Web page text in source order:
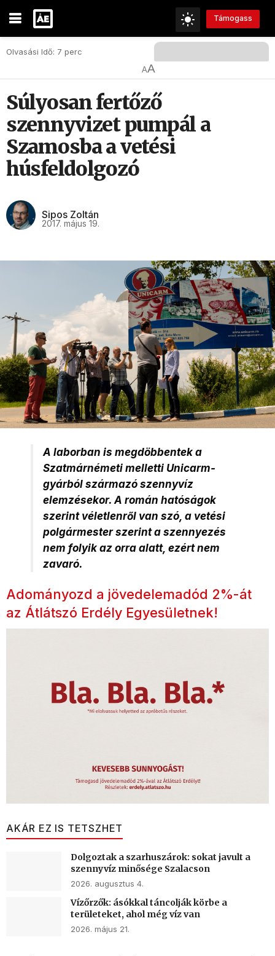
Támogass
Olvasási Idő: 7 perc
AA
Súlyosan fertőző
szennyvizet pumpál a
Szamosba a vetési
húsfeldolgozó
Sipos Zoltán
2017. május 19.
A laborban is megdöbbentek a
Szatmárnémeti melletti Unicarm-
gyárból származó szennyvíz
elemzésekor. A román hatóságok
szerint véletlenről van szó, a vetési
polgármester szerint a szennyezés
nem folyik az orra alatt, ezért nem
zavaró.
Adományozd a jövedelemadód 2%-át
az Átlátszó Erdély Egyesületnek!
AKÁR EZ IS TETSZHET
Dolgoztak a szarhuszárok: sokat javult a
szennyvíz minősége Szalacson
2026. augusztus 4.
Vízőrzők: ásókkal táncolják körbe a
területeket, ahol még víz van
2026. május 21.